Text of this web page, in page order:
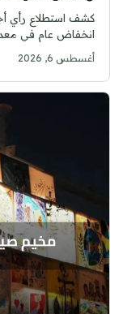
وسناب شات
كشف استطلاع رأي
انخفاض عام في
المملكة العربية...
أغسطس 6, 2026